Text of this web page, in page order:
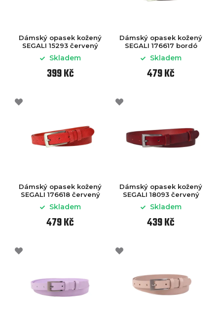
Dámský opasek kožený
SEGALI 15293 červený
Skladem
399 Kč
Dámský opasek kožený
SEGALI 176617 bordó
Skladem
479 Kč
Dámský opasek kožený
SEGALI 176618 červený
Skladem
479 Kč
Dámský opasek kožený
SEGALI 18093 červený
Skladem
439 Kč